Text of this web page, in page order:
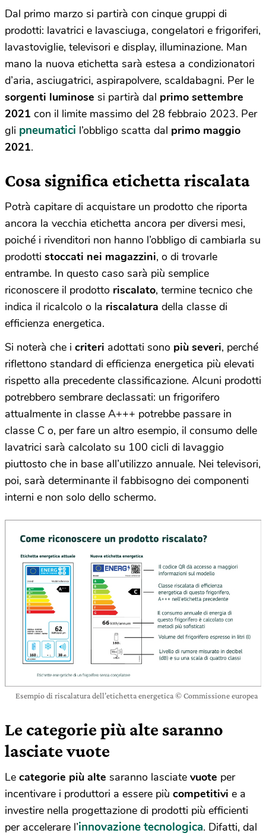
Dal primo marzo si partirà con cinque gruppi di
prodotti: lavatrici e lavasciuga, congelatori e frigoriferi,
lavastoviglie, televisori e display, illuminazione. Man
mano la nuova etichetta sarà estesa a condizionatori
d’aria, asciugatrici, aspirapolvere, scaldabagni. Per le
sorgenti luminose si partirà dal primo settembre
2021 con il limite massimo del 28 febbraio 2023. Per
gli pneumatici l’obbligo scatta dal primo maggio
2021.
Cosa significa etichetta riscalata
Potrà capitare di acquistare un prodotto che riporta
ancora la vecchia etichetta ancora per diversi mesi,
poiché i rivenditori non hanno l’obbligo di cambiarla su
prodotti stoccati nei magazzini, o di trovarle
entrambe. In questo caso sarà più semplice
riconoscere il prodotto riscalato, termine tecnico che
indica il ricalcolo o la riscalatura della classe di
efficienza energetica.
Si noterà che i criteri adottati sono più severi, perché
riflettono standard di efficienza energetica più elevati
rispetto alla precedente classificazione. Alcuni prodotti
potrebbero sembrare declassati: un frigorifero
attualmente in classe A+++ potrebbe passare in
classe C o, per fare un altro esempio, il consumo delle
lavatrici sarà calcolato su 100 cicli di lavaggio
piuttosto che in base all’utilizzo annuale. Nei televisori,
poi, sarà determinante il fabbisogno dei componenti
interni e non solo dello schermo.
Esempio di riscalatura dell’etichetta energetica © Commissione europea
Le categorie più alte saranno
lasciate vuote
Le categorie più alte saranno lasciate vuote per
incentivare i produttori a essere più competitivi e a
investire nella progettazione di prodotti più efficienti
per accelerare l’innovazionetecnologica. Difatti, dal